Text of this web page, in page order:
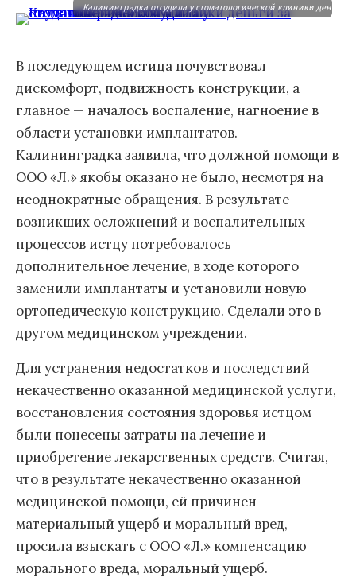
Калининградка отсудила у стоматологической клиники деньги
В последующем истица почувствовал
дискомфорт, подвижность конструкции, а
главное — началось воспаление, нагноение в
области установки имплантатов.
Калининградка заявила, что должной помощи в
ООО «Л.» якобы оказано не было, несмотря на
неоднократные обращения. В результате
возникших осложнений и воспалительных
процессов истцу потребовалось
дополнительное лечение, в ходе которого
заменили имплантаты и установили новую
ортопедическую конструкцию. Сделали это в
другом медицинском учреждении.
Для устранения недостатков и последствий
некачественно оказанной медицинской услуги,
восстановления состояния здоровья истцом
были понесены затраты на лечение и
приобретение лекарственных средств. Считая,
что в результате некачественно оказанной
медицинской помощи, ей причинен
материальный ущерб и моральный вред,
просила взыскать с ООО «Л.» компенсацию
морального вреда, моральный ущерб.